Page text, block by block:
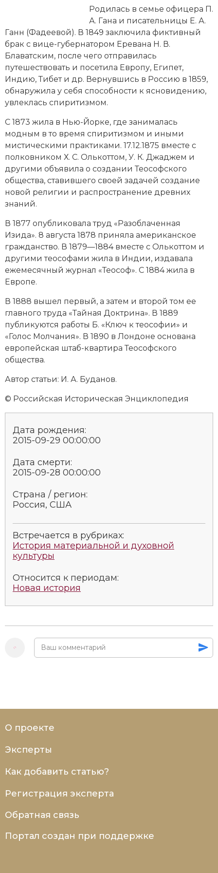
Государство и право
Европа
Империи
Историческая география и топонимика
История материальной и духовной культуры
История международных отношений
История, философия, теория и методология
исторического знания
Итория международных отношений
Латинская Америка
Новая история
Новейшая история
Нумизматика
Общественные объединения и организации
Политическая история
Революции и народные движения
Религия и церковь
Россия
Социально-экономическая история
Специальные исторические дисциплины
Южная Америка
Родилась в семье офицера П.
А. Гана и писательницы Е. А.
Ганн (Фадеевой). В 1849 заключила фиктивный
брак с вице-губернатором Еревана Н. В.
Блаватским, после чего отправилась
путешествовать и посетила Европу, Египет,
Индию, Тибет и др. Вернувшись в Россию в 1859,
обнаружила у себя способности к ясновидению,
увлеклась спиритизмом.
С 1873 жила в Нью-Йорке, где занималась
модным в то время спиритизмом и иными
мистическими практиками. 17.12.1875 вместе с
полковником Х. С. Олькоттом, У. К. Джаджем и
другими объявила о создании Теософского
общества, ставившего своей задачей создание
новой религии и распространение древних
знаний.
В 1877 опубликовала труд «Разоблаченная
Изида». 8 августа 1878 приняла американское
гражданство. В 1879—1884 вместе с Олькоттом и
другими теософами жила в Индии, издавала
ежемесячный журнал «Тео­соф». С 1884 жила в
Европе.
В 1888 вышел первый, а затем и второй том ее
главного труда «Тайная Доктрина». В 1889
публикуются работы Б. «Ключ к теософии» и
«Голос Молчания». В 1890 в Лондоне основана
европейская штаб-квартира Теософского
общества.
Автор статьи: И. А. Буданов.
© Российская Историческая Энциклопедия
Дата рождения:
2015-09-29 00:00:00
Дата смерти:
2015-09-28 00:00:00
Страна / регион:
Россия, США
Встречается в рубриках:
История материальной и духовной
культуры
Относится к периодам:
Новая история
О проекте
Эксперты
Как добавить статью?
Регистрация эксперта
Обратная связь
Портал создан при поддержке